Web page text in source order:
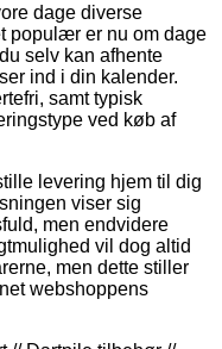
dage diverse
populær er nu om dage
selv kan afhente
ind i din kalender.
samt typisk
ved køb af
levering hjem til dig
viser sig
men endvidere
vil dog altid
men dette stiller
webshoppens